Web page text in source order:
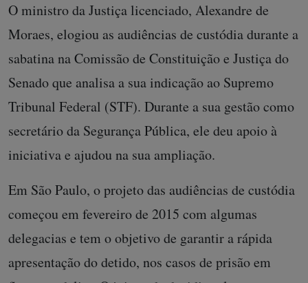
O ministro da Justiça licenciado, Alexandre de
Moraes, elogiou as audiências de custódia durante a
sabatina na Comissão de Constituição e Justiça do
Senado que analisa a sua indicação ao Supremo
Tribunal Federal (STF). Durante a sua gestão como
secretário da Segurança Pública, ele deu apoio à
iniciativa e ajudou na sua ampliação.
Em São Paulo, o projeto das audiências de custódia
começou em fevereiro de 2015 com algumas
delegacias e tem o objetivo de garantir a rápida
apresentação do detido, nos casos de prisão em